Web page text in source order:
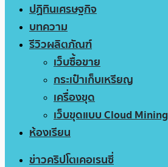
ปฏิทินเศรษฐกิจ
บทความ
รีวิวผลิตภัณฑ์
เว็บซื้อขาย
กระเป๋าเก็บเหรียญ
เครื่องขุด
เว็บขุดแบบ Cloud Mining
ห้องเรียน
ข่าวคริปโตเคอเรนซี่